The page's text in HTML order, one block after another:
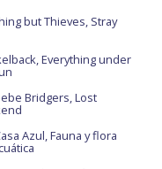
but Thieves, Stray
Everything under
Bridgers, Lost
Azul, Fauna y flora